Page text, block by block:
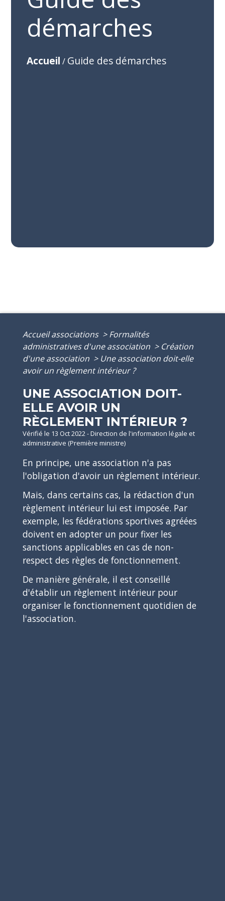
démarches
Accueil / Guide des démarches
Accueil associations > Formalités
administratives d'une association > Création
d'une association > Une association doit-elle
avoir un règlement intérieur ?
UNE ASSOCIATION DOIT-
ELLE AVOIR UN
RÈGLEMENT INTÉRIEUR ?
Vérifié le 13 Oct 2022 - Direction de l'information légale et
administrative (Première ministre)
En principe, une association n'a pas
l'obligation d'avoir un règlement intérieur.
Mais, dans certains cas, la rédaction d'un
règlement intérieur lui est imposée. Par
exemple, les fédérations sportives agréées
doivent en adopter un pour fixer les
sanctions applicables en cas de non-
respect des règles de fonctionnement.
De manière générale, il est conseillé
d'établir un règlement intérieur pour
organiser le fonctionnement quotidien de
l'association.